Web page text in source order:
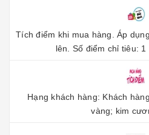
Tích điểm khi mua hàng. Áp
lên. Số điểm chỉ tiêu:
Hạng khách hàng: Khách
vàng; kim